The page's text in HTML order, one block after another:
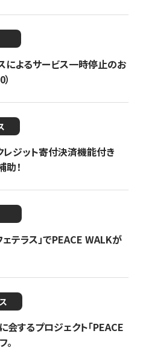
によるサービス一時停止のお
ジット寄付決済機能付き
！
テラス」でPEACE WALKが
するプロジェクト「PEACE